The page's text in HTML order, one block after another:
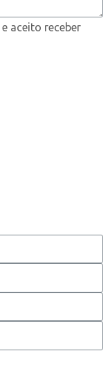
e aceito receber